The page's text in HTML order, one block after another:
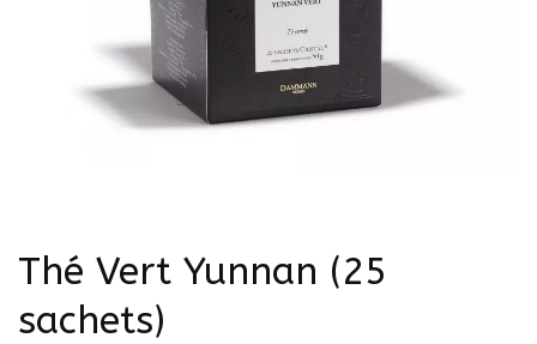
Thé Vert Yunnan (25
sachets)